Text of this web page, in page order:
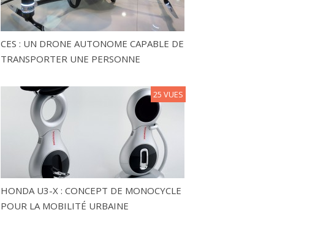
CES : UN DRONE AUTONOME CAPABLE DE
TRANSPORTER UNE PERSONNE
HONDA U3-X : CONCEPT DE MONOCYCLE
POUR LA MOBILITÉ URBAINE
25 VUES